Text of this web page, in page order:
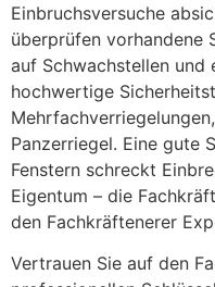
Einbruchsversuche
überprüfen vorhandene
auf Schwachstellen und
hochwertige
Panzerriegel. Eine gute
Fenstern schreckt
Eigentum – die
den Fachkräftenerer
Vertrauen Sie auf den